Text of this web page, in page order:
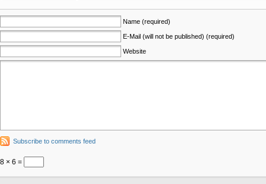
Name (required)
E-Mail (will not be published) (required)
Website
Subscribe to comments feed
8 × 6 =